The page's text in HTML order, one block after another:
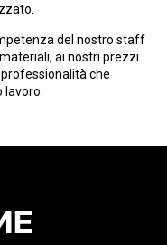
del nostro staff
ai nostri prezzi
che